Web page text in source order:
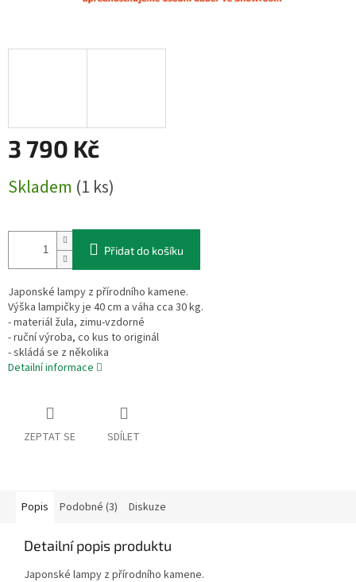
3 790 Kč
cena:
Skladem (1 ks)
Přidat do košíku
Japonské lampy z přírodního kamene.
Výška lampičky je 40 cm a váha cca 30 kg.
- materiál žula, zimu-vzdorné
- ruční výroba, co kus to originál
- skládá se z několika
Detailní informace
ZEPTAT SE SDÍLET
Popis Podobné (3) Diskuze
Detailní popis produktu
Japonské lampy z přírodního kamene.